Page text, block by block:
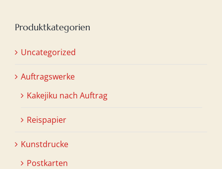
Produktkategorien
Uncategorized
Auftragswerke
Kakejiku nach Auftrag
Reispapier
Kunstdrucke
Postkarten